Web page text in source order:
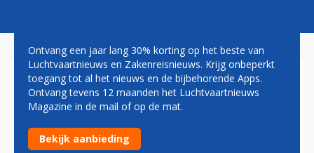
GOEDE BEZETTINGSGRAAD
HOTELS IN HONGKONG
Ontvang een jaar lang 30% korting op het beste van
Luchtvaartnieuws en Zakenreisnieuws. Krijg onbeperkt
toegang tot al het nieuws en de bijbehorende Apps.
Ontvang tevens 12 maanden het Luchtvaartnieuws
Magazine in de mail of op de mat.
Bekijk aanbieding